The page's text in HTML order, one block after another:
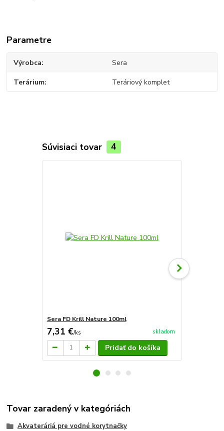
Parametre
Výrobca Sera
Terárium Teráriový komplet
Súvisiaci tovar 4
Sera FD Krill Nature 100ml
7,31 €/ks skladom
Pridať do košíka
Tovar zaradený v kategóriách
Akvateráriá pre vodné korytnačky